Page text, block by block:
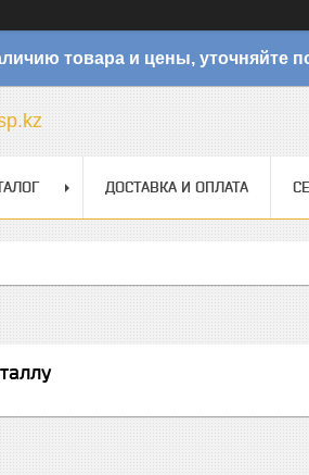
товара и цены, уточняйте
ДОСТАВКА И ОПЛАТА